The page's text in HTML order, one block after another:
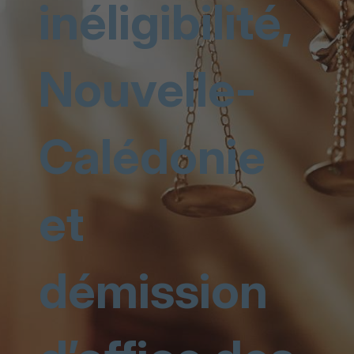
inéligibilité,
Nouvelle-
Calédonie
et
démission